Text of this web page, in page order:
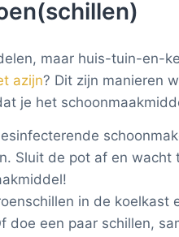
maar huis-tuin-en-
azijn? Dit zijn manieren
je het
Sluit de pot af en
in de
een paar schillen,